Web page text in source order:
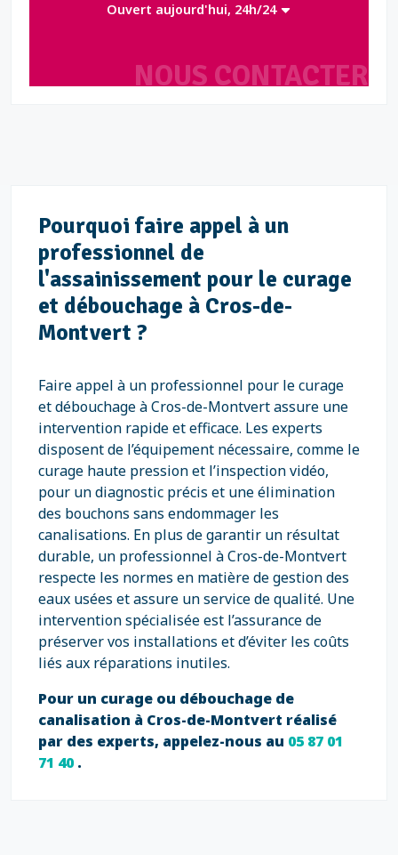
NOUS CONTACTER
Ouvert aujourd'hui, 24h/24
Pourquoi faire appel à un
professionnel de
l'assainissement pour le curage
et débouchage à Cros-de-
Montvert ?
Faire appel à un professionnel pour le curage
et débouchage à Cros-de-Montvert assure une
intervention rapide et efficace. Les experts
disposent de l’équipement nécessaire, comme le
curage haute pression et l’inspection vidéo,
pour un diagnostic précis et une élimination
des bouchons sans endommager les
canalisations. En plus de garantir un résultat
durable, un professionnel à Cros-de-Montvert
respecte les normes en matière de gestion des
eaux usées et assure un service de qualité. Une
intervention spécialisée est l’assurance de
préserver vos installations et d’éviter les coûts
liés aux réparations inutiles.
Pour un curage ou débouchage de
canalisation à Cros-de-Montvert réalisé
par des experts, appelez-nous au 05 87 01
71 40.